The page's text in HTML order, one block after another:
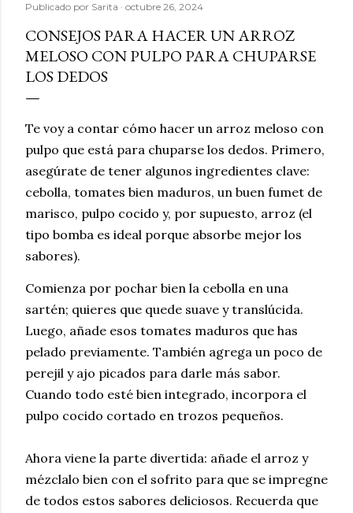
Publicado por Sarita octubre 26, 2024
CONSEJOS PARA HACER UN ARROZ
MELOSO CON PULPO PARA CHUPARSE
LOS DEDOS
Te voy a contar cómo hacer un arroz meloso con
pulpo que está para chuparse los dedos. Primero,
asegúrate de tener algunos ingredientes clave:
cebolla, tomates bien maduros, un buen fumet de
marisco, pulpo cocido y, por supuesto, arroz (el
tipo bomba es ideal porque absorbe mejor los
sabores).
Comienza por pochar bien la cebolla en una
sartén; quieres que quede suave y translúcida.
Luego, añade esos tomates maduros que has
pelado previamente. También agrega un poco de
perejil y ajo picados para darle más sabor.
Cuando todo esté bien integrado, incorpora el
pulpo cocido cortado en trozos pequeños.
Ahora viene la parte divertida: añade el arroz y
mézclalo bien con el sofrito para que se impregne
de todos estos sabores deliciosos. Recuerda que